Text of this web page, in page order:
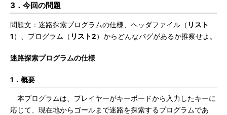
3．今回の問題
問題文：迷路探索プログラムの仕様、ヘッダファイル（ リスト
1 ）、プログラム（ リスト2）からどんなバグがあるか推察せよ。
迷路探索プログラムの仕様
1．概要
本プログラムは、プレイヤーがキーボードから入力したキーに
応じて、現在地からゴールまで迷路を探索するプログラムであ